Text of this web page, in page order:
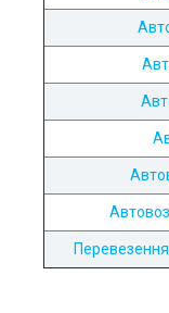
Автовоз